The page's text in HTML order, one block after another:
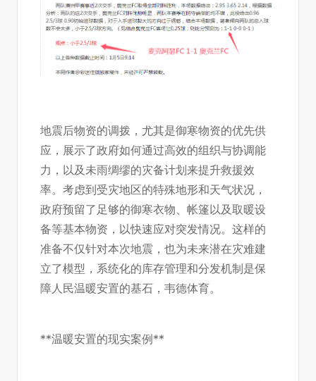
地震后物资的调拨，尤其是御寒物资的优先供
应，展示了政府如何通过高效的组织与协调能
力，以及未雨绸缪的灾备计划来提升救援效
率。考虑到受灾地区的特殊地形和天气状况，
政府预留了足够的御寒衣物、帐篷以及取暖设
备等基本物资，以快速应对突发情况。这样的
准备不仅针对本次地震，也为未来潜在灾难建
立了模型，系统化的库存管理和分发机制是保
障人民温暖安置的基石， 韦德体育。
**温暖安置的现实案例**